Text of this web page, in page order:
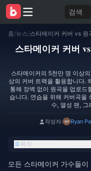
검색
홈/뉴스/
스타메이커 커버
스타메이커의 5천만 명 이상
상의 커버 트랙을 활용합니다.
통해 장벽 없이 원곡을 업로드
습니다. 연습을 위해 커버곡을
수, 열성 팬,
작성자: Ryan
목차
모든 스타메이커 가수들